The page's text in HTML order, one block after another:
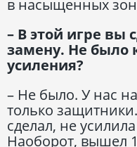
в насыщенных
– В этой игре вы
замену. Не было
усиления?
– Не было. У нас
только
сделал, не
Наоборот, вышел